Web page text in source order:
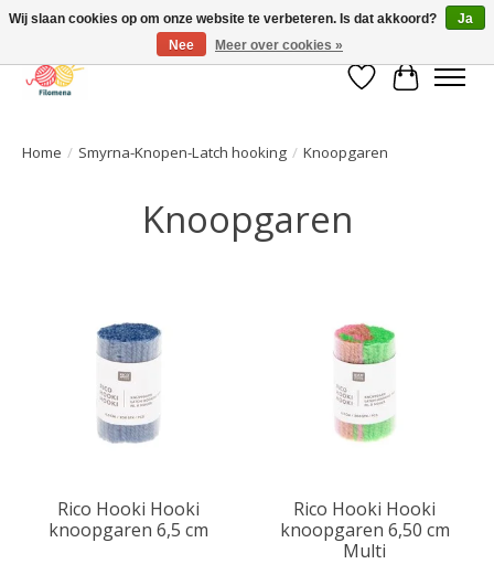
Verlanglijst
Home / Smyrna-Knopen-Latch hooking / Knoopgaren
Knoopgaren
Rico Hooki Hooki
knoopgaren 6,5 cm
Rico Hooki Hooki
knoopgaren 6,50 cm
Multi
Wij slaan cookies op om onze website te verbeteren. Is dat akkoord?
Ja
Nee
Meer over cookies »